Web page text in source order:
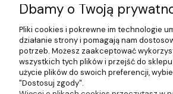
Dbamy o Twoją
Pliki cookies i pokrewne im technologie
działanie strony i pomagają nam
potrzeb. Możesz zaakceptować
wszystkich tych plików i przejść do
użycie plików do swoich preferencji,
"Dostosuj zgody".